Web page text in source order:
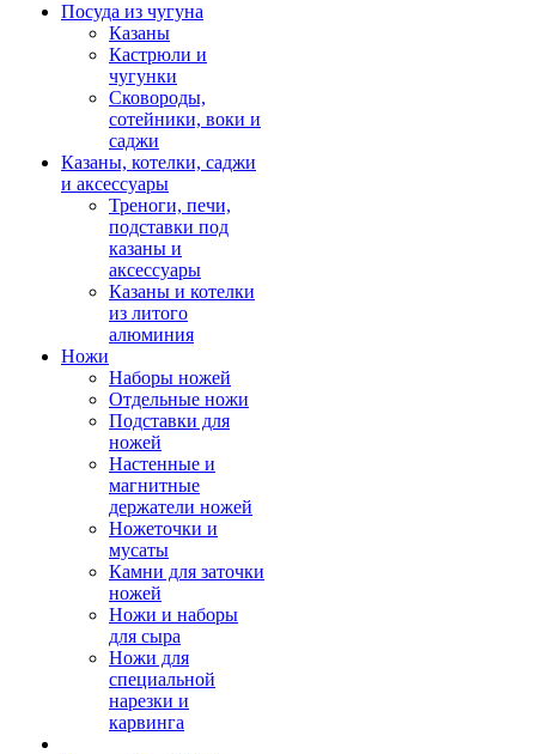
Посуда из чугуна
Казаны
Кастрюли и
чугунки
Сковороды,
сотейники, воки и
саджи
Казаны, котелки, саджи
и аксессуары
Треноги, печи,
подставки под
казаны и
аксессуары
Казаны и котелки
из литого
алюминия
Ножи
Наборы ножей
Отдельные ножи
Подставки для
ножей
Настенные и
магнитные
держатели ножей
Ножеточки и
мусаты
Камни для заточки
ножей
Ножи и наборы
для сыра
Ножи для
специальной
нарезки и
карвинга